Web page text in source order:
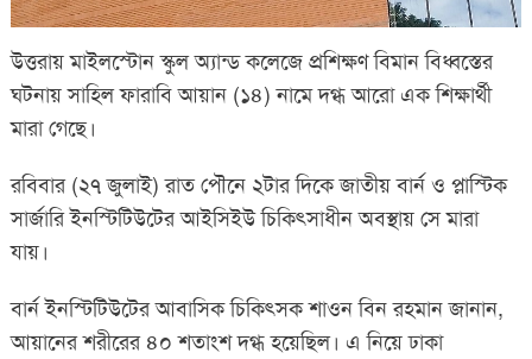
উত্তরায় মাইলস্টোন স্কুল অ্যান্ড কলেজে প্রশিক্ষণ বিমান বিধ্বস্তের
ঘটনায় সাহিল ফারাবি আয়ান (১৪) নামে দগ্ধ আরো এক শিক্ষার্থী
মারা গেছে।
রবিবার (২৭ জুলাই) রাত পৌনে ২টার দিকে জাতীয় বার্ন ও প্লাস্টিক
সার্জারি ইনস্টিটিউটের আইসিইউ চিকিৎসাধীন অবস্থায় সে মারা
যায়।
বার্ন ইনস্টিটিউটের আবাসিক চিকিৎসক শাওন বিন রহমান জানান,
আয়ানের শরীরের ৪০ শতাংশ দগ্ধ হয়েছিল। এ নিয়ে ঢাকা